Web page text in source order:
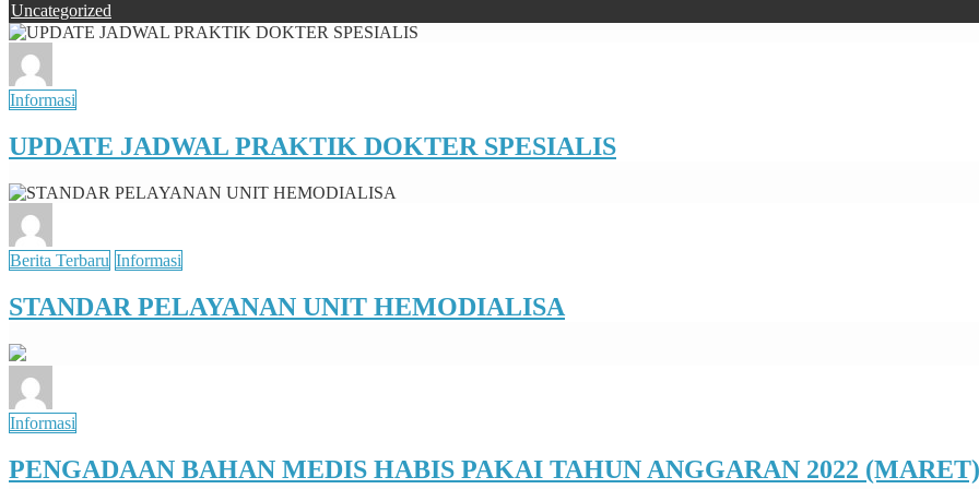
Uncategorized
Informasi
UPDATE JADWAL PRAKTIK DOKTER SPESIALIS
Berita Terbaru Informasi
STANDAR PELAYANAN UNIT HEMODIALISA
Informasi
PENGADAAN BAHAN MEDIS HABIS PAKAI TAHUN ANGGARAN 2022 (MARET)